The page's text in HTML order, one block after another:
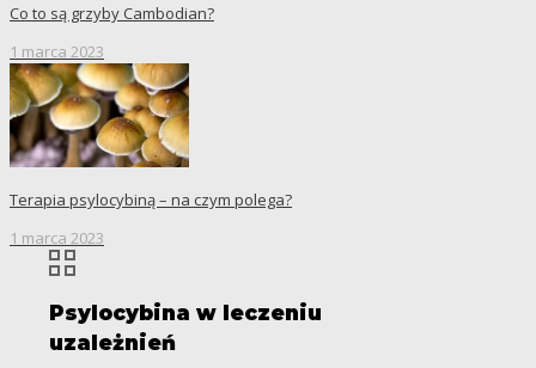
Co to są grzyby Cambodian?
1 marca 2023
Terapia psylocybiną – na czym polega?
1 marca 2023
Psylocybina w leczeniu
uzależnień